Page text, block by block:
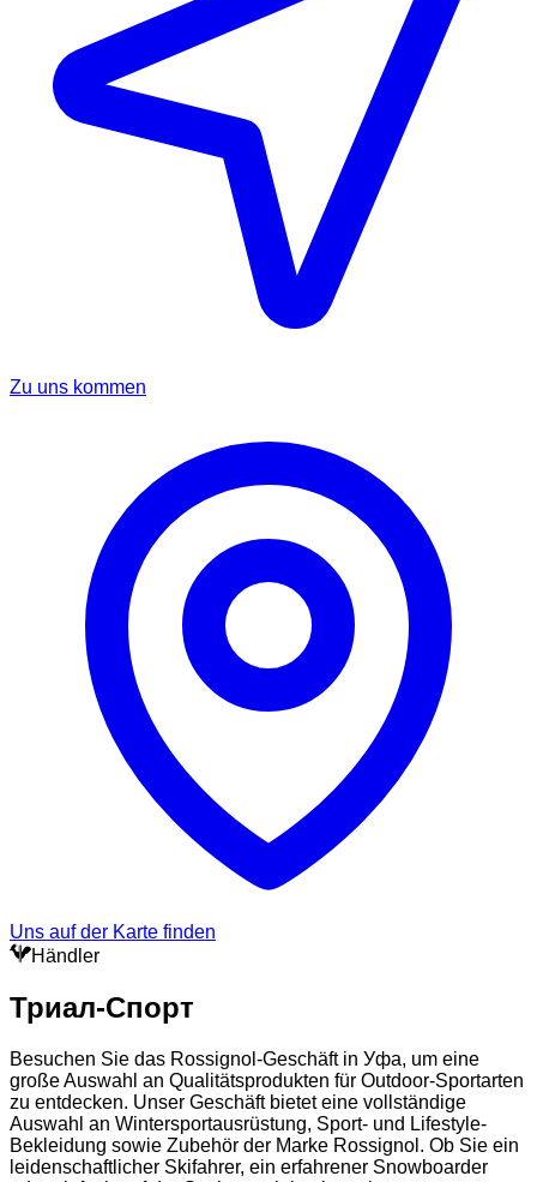
Zu uns kommen
Uns auf der Karte finden
Händler
Триал-Спорт
Besuchen Sie das Rossignol-Geschäft in Уфа, um eine
große Auswahl an Qualitätsprodukten für Outdoor-Sportarten
zu entdecken. Unser Geschäft bietet eine vollständige
Auswahl an Wintersportausrüstung, Sport- und Lifestyle-
Bekleidung sowie Zubehör der Marke Rossignol. Ob Sie ein
leidenschaftlicher Skifahrer, ein erfahrener Snowboarder